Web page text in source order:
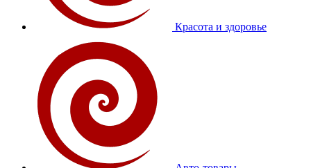
Красота и здоровье